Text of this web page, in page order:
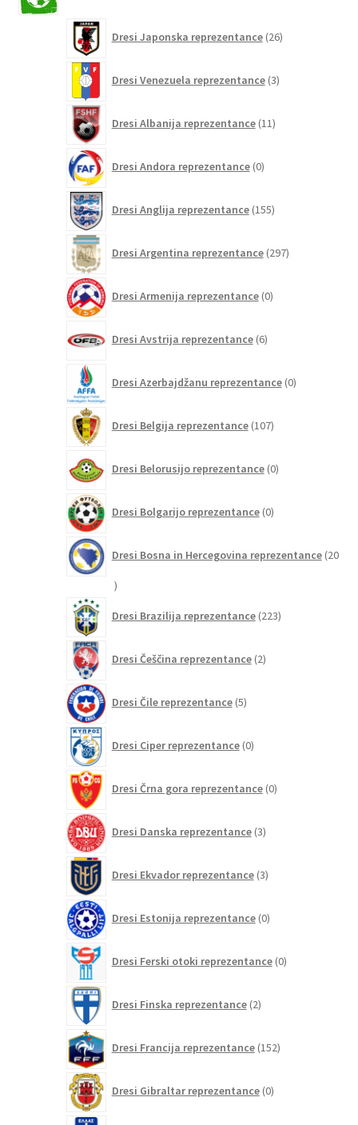
Dresi Japonska reprezentance 26izdelkov
Dresi Venezuela reprezentance 3izdelki
Dresi Albanija reprezentance 11izdelkov
Dresi Andora reprezentance 0izdelkov
Dresi Anglija reprezentance 155izdelkov
Dresi Argentina reprezentance 297izdelkov
Dresi Armenija reprezentance 0izdelkov
Dresi Avstrija reprezentance 6izdelkov
Dresi Azerbajdžanu reprezentance 0izdelkov
Dresi Belgija reprezentance 107izdelkov
Dresi Belorusijo reprezentance 0izdelkov
Dresi Bolgarijo reprezentance 0izdelkov
Dresi Bosna in Hercegovina reprezentance 20
20
Dresi Brazilija reprezentance 223izdelkov
Dresi Češčina reprezentance 2izdelka
Dresi Čile reprezentance 5izdelkov
Dresi Ciper reprezentance 0izdelkov
Dresi Črna gora reprezentance 0izdelkov
Dresi Danska reprezentance 3izdelki
Dresi Ekvador reprezentance 3izdelki
Dresi Estonija reprezentance 0izdelkov
Dresi Ferski otoki reprezentance 0izdelkov
Dresi Finska reprezentance 2izdelka
Dresi Francija reprezentance 152izdelkov
Dresi Gibraltar reprezentance 0izdelkov